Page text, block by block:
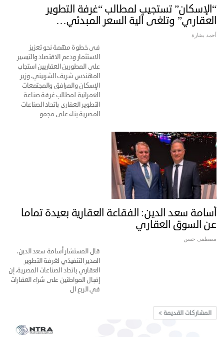
“الإسكان” تستجيب لمطالب “غرفة التطوير
العقاري” وتلغى آلية السعر المبدئي…
أحمد بشارة
فى خطوة مهمة نحو تعزيز
الاستثمار ودعم الاقتصاد والتيسير
على المطورين العقاريين استجاب
المهندس شريف الشربيني، وزير
الإسكان والمرافق والمجتمعات
العمرانية لمطالب غرفة صناعة
التطوير العقارى باتحاد الصناعات
المصرية بناء على مجمو
أسامة سعد الدين: الفقاعة العقارية بعيدة تماما
عن السوق العقاري
مصطفى حسن
قال المستشار أسامة سعد الدين،
المدير التنفيذي لغرفة التطوير
العقاري باتحاد الصناعات المصرية، إن
إقبال المواطنين على شراء العقارات
في الربع ال
المشاركات القديمة